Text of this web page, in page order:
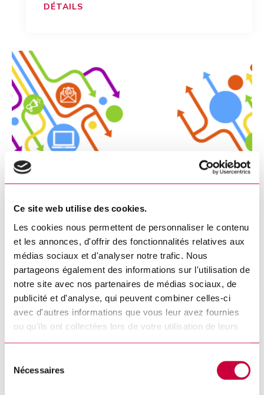
Ce site web utilise des cookies.
Les cookies nous permettent de personnaliser le contenu
et les annonces, d'offrir des fonctionnalités relatives aux
médias sociaux et d'analyser notre trafic. Nous
partageons également des informations sur l'utilisation de
notre site avec nos partenaires de médias sociaux, de
publicité et d'analyse, qui peuvent combiner celles-ci
avec d'autres informations que vous leur avez fournies
ou qu'ils ont collectées lors de votre utilisation de leurs
services.
Nécessaires
DÉTAILS
L’infolettre de juillet maintenant
disponible
DÉTAILS